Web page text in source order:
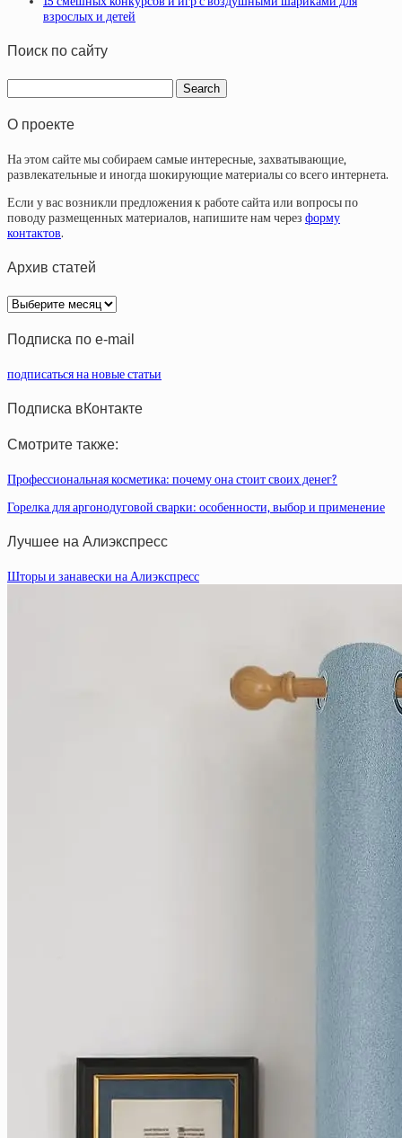
взрослых и детей
Поиск по сайту
О проекте
На этом сайте мы собираем самые интересные, захватывающие,
развлекательные и иногда шокирующие материалы со всего интернета.
Если у вас возникли предложения к работе сайта или вопросы по
поводу размещенных материалов, напишите нам через форму
контактов.
Архив статей
Архив
статей
Подписка по e-mail
подписаться на новые статьи
Подписка вКонтакте
Смотрите также:
Профессиональная косметика: почему она стоит своих денег?
Горелка для аргонодуговой сварки: особенности, выбор и применение
Лучшее на Алиэкспресс
Шторы и занавески на Алиэкспресс